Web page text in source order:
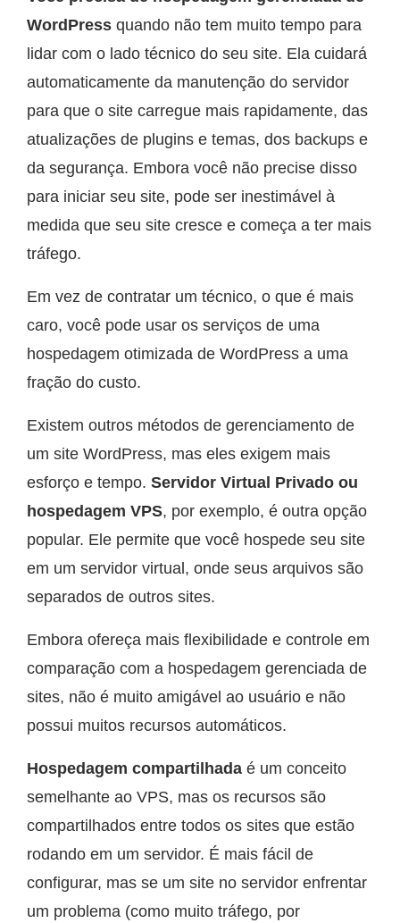
WordPress quando não tem muito tempo para
lidar com o lado técnico do seu site. Ela cuidará
automaticamente da manutenção do servidor
para que o site carregue mais rapidamente, das
atualizações de plugins e temas, dos backups e
da segurança. Embora você não precise disso
para iniciar seu site, pode ser inestimável à
medida que seu site cresce e começa a ter mais
tráfego.
Em vez de contratar um técnico, o que é mais
caro, você pode usar os serviços de uma
hospedagem otimizada de WordPress a uma
fração do custo.
Existem outros métodos de gerenciamento de
um site WordPress, mas eles exigem mais
esforço e tempo. Servidor Virtual Privado ou
hospedagem VPS, por exemplo, é outra opção
popular. Ele permite que você hospede seu site
em um servidor virtual, onde seus arquivos são
separados de outros sites.
Embora ofereça mais flexibilidade e controle em
comparação com a hospedagem gerenciada de
sites, não é muito amigável ao usuário e não
possui muitos recursos automáticos.
Hospedagem compartilhada é um conceito
semelhante ao VPS, mas os recursos são
compartilhados entre todos os sites que estão
rodando em um servidor. É mais fácil de
configurar, mas se um site no servidor enfrentar
um problema (como muito tráfego, por